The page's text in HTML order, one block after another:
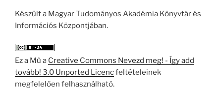
Készült a Magyar Tudományos Akadémia Könyvtár és
Információs Központjában.
Ez a Mű a Creative Commons Nevezd meg! - Így add
tovább! 3.0 Unported Licencfeltételeinek
megfelelően felhasználható.